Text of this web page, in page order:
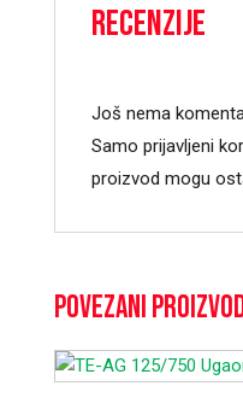
Recenzije
Još nema
Samo prijavljeni
proizvod mogu
Povezani